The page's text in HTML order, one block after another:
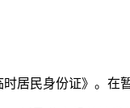
居民身份证》。在